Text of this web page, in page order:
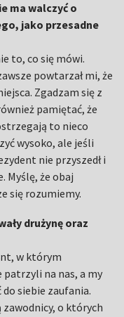
ma walczyć o
jako przesadne
to, co się mówi.
powtarzał mi, że
Zgadzam się z
pamiętać, że
to nieco
wysoko, ale jeśli
nie przyszedł i
Myślę, że obaj
się rozumiemy.
drużynę oraz
w którym
patrzyli na nas, a my
siebie zaufania.
zawodnicy, o których